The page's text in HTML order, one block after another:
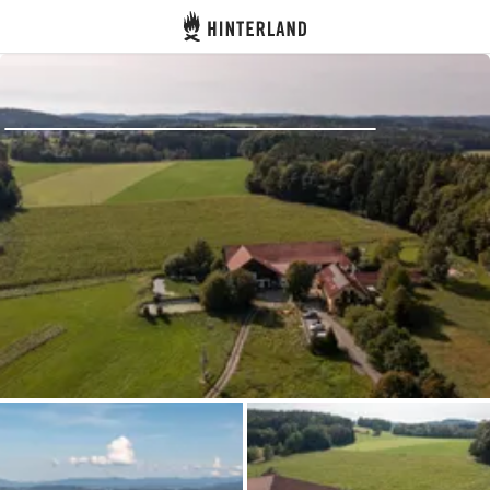
Hinterland
Anmelden
Registrieren
Gastgeber werden
Zelt- & Stellplätze
Unterkünfte
Routen